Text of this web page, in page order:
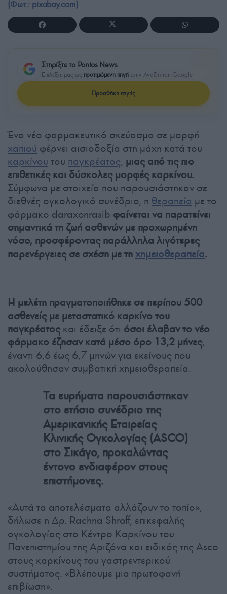
(Φωτ.: pixabay.com)
Στηρίξτε το Pontos News
Επιλέξτε μας ως προτιμώμενη πηγή στην Αναζήτηση Google
Προσθήκη πηγής
Ένα νέο φαρμακευτικό σκεύασμα σε μορφή
χαπιού φέρνει αισιοδοξία στη μάχη κατά του
καρκίνου του παγκρέατος, μιας από τις πιο
επιθετικές και δύσκολες μορφές καρκίνου.
Σύμφωνα με στοιχεία που παρουσιάστηκαν σε
διεθνές ογκολογικό συνέδριο, η θεραπεία με το
φάρμακο daraxonrasib φαίνεται να παρατείνει
σημαντικά τη ζωή ασθενών με προχωρημένη
νόσο, προσφέροντας παράλληλα λιγότερες
παρενέργειες σε σχέση με τηχημειοθεραπεία.
Η μελέτη πραγματοποιήθηκε σε περίπου 500
ασθενείς με μεταστατικό καρκίνο του
παγκρέατοςκαι έδειξε ότι όσοι έλαβαν το νέο
φάρμακο έζησαν κατά μέσο όρο 13,2 μήνες,
έναντι 6,6 έως 6,7 μηνών για εκείνους που
ακολούθησαν συμβατική χημειοθεραπεία.
Τα ευρήματα παρουσιάστηκαν
στο ετήσιο συνέδριο της
Αμερικανικής Εταιρείας
Κλινικής Ογκολογίας (ASCO)
στο Σικάγο, προκαλώντας
έντονο ενδιαφέρον στους
επιστήμονες.
«Αυτά τα αποτελέσματα αλλάζουν το τοπίο»,
δήλωσε η Δρ. Rachna Shroff, επικεφαλής
ογκολογίας στο Κέντρο Καρκίνου του
Πανεπιστημίου της Αριζόνα και ειδικός της Asco
στους καρκίνους του γαστρεντερικού
συστήματος. «Βλέπουμε μια πρωτοφανή
επιβίωση».